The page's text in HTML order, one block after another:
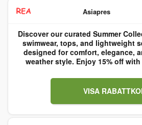
Asiapres
Discover our curated Summer
swimwear, tops, and lightweight
designed for comfort, elegance,
weather style. Enjoy 15% off with
VISA